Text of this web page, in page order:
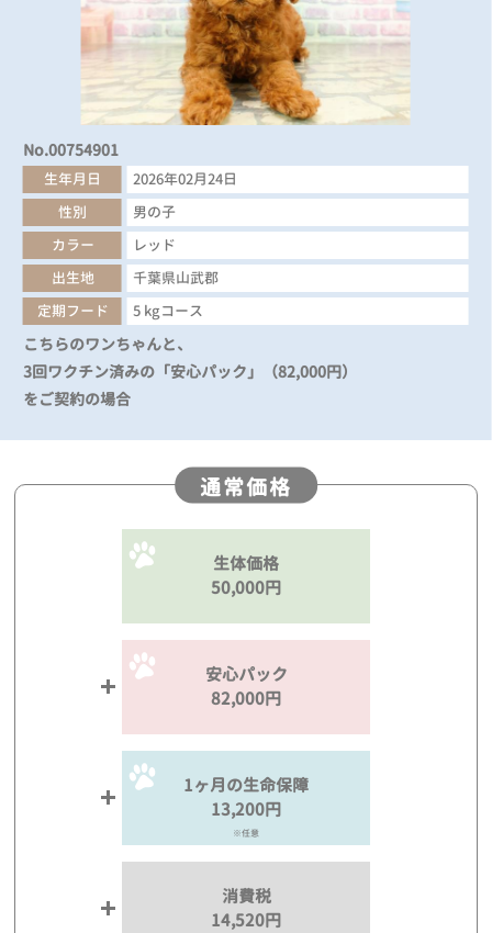
No.00754901
生年月日
2026年02月24日
性別
男の子
カラー
レッド
出生地
千葉県山武郡
定期フード
5 kgコース
こちらのワンちゃんと、
3回ワクチン済みの「安心パック」（82,000円）
をご契約の場合
通常価格
生体価格
50,000円
安心パック
82,000円
1ヶ月の生命保障
13,200円
※任意
消費税
14,520円